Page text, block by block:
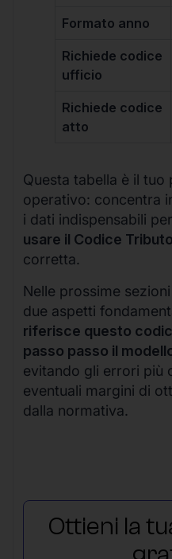
Formato anno
Richiede codice
ufficio
Richiede codice
atto
Questa tabella è il tuo
operativo: concentra
i dati indispensabili
usare il Codice
corretta.
Nelle prossime
due aspetti
riferisce questo
passo passo il
evitando gli errori più
eventuali margini di
dalla normativa.
Ottieni la